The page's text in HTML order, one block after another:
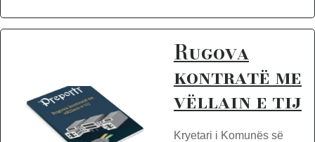
Rugova
kontratë me
vëllain e tij
Kryetari i Komunës së